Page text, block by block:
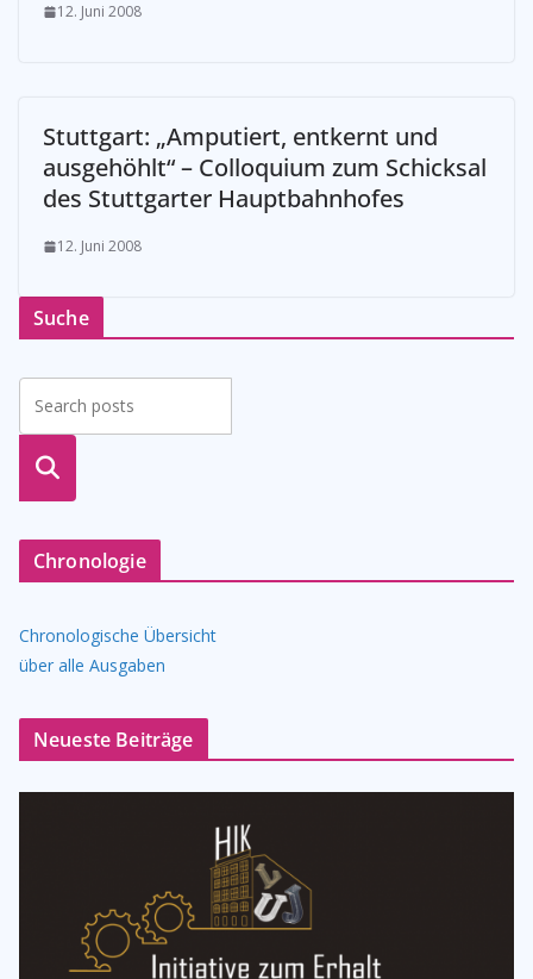
12. Juni 2008
Stuttgart: „Amputiert, entkernt und
ausgehöhlt“ – Colloquium zum Schicksal
des Stuttgarter Hauptbahnhofes
12. Juni 2008
Suche
suche
Chronologie
Chronologische Übersicht
über alle Ausgaben
Neueste Beiträge